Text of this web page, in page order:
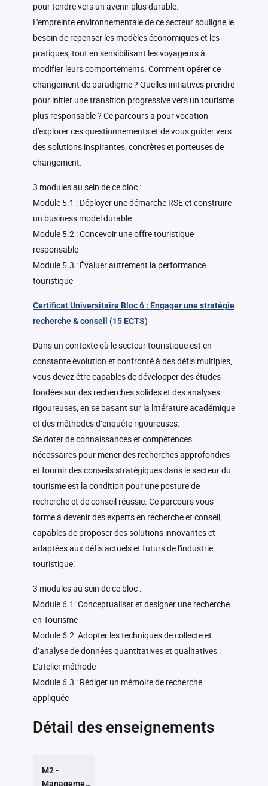
pour tendre vers un avenir plus durable.
L'empreinte environnementale de ce secteur souligne le
besoin de repenser les modèles économiques et les
pratiques, tout en sensibilisant les voyageurs à
modifier leurs comportements. Comment opérer ce
changement de paradigme ? Quelles initiatives prendre
pour initier une transition progressive vers un tourisme
plus responsable ? Ce parcours a pour vocation
d'explorer ces questionnements et de vous guider vers
des solutions inspirantes, concrètes et porteuses de
changement.
3 modules au sein de ce bloc :
Module 5.1 : Déployer une démarche RSE et construire
un business model durable
Module 5.2 : Concevoir une offre touristique
responsable
Module 5.3 : Évaluer autrement la performance
touristique
Certificat Universitaire Bloc 6 : Engager une stratégie
recherche & conseil (15 ECTS)
Dans un contexte où le secteur touristique est en
constante évolution et confronté à des défis multiples,
vous devez être capables de développer des études
fondées sur des recherches solides et des analyses
rigoureuses, en se basant sur la littérature académique
et des méthodes d’enquête rigoureuses.
Se doter de connaissances et compétences
nécessaires pour mener des recherches approfondies
et fournir des conseils stratégiques dans le secteur du
tourisme est la condition pour une posture de
recherche et de conseil réussie. Ce parcours vous
forme à devenir des experts en recherche et conseil,
capables de proposer des solutions innovantes et
adaptées aux défis actuels et futurs de l'industrie
touristique.
3 modules au sein de ce bloc :
Module 6.1: Conceptualiser et designer une recherche
en Tourisme
Module 6.2: Adopter les techniques de collecte et
d’analyse de données quantitatives et qualitatives :
L’atelier méthode
Module 6.3 : Rédiger un mémoire de recherche
appliquée
Détail des enseignements
M2 -
Management